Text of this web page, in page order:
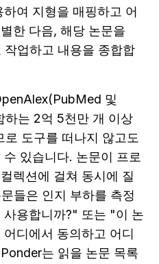
여 지형을 매핑하고 어
한 다음, 해당 논문을
업하고 내용을 종합합
및
하는 2억 5천만 개 이상
도구를 떠나지 않고도
있습니다. 논문이 프로
렉션에 걸쳐 동시에 질
들은 인지 부하를 측정
용합니까?" 또는 "이 논
디에서 동의하고 어디
는 읽을 논문 목록